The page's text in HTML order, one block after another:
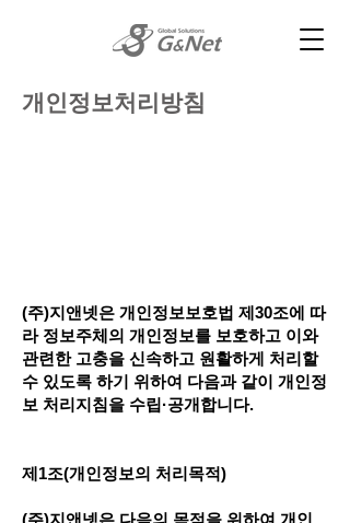
개인정보처리방침
(주)지앤넷은 개인정보보호법 제30조에 따
라 정보주체의 개인정보를 보호하고 이와
관련한 고충을 신속하고 원활하게 처리할
수 있도록 하기 위하여 다음과 같이 개인정
보 처리지침을 수립·공개합니다.
제1조(개인정보의 처리목적)
(주)지앤넷은 다음의 목적을 위하여 개인